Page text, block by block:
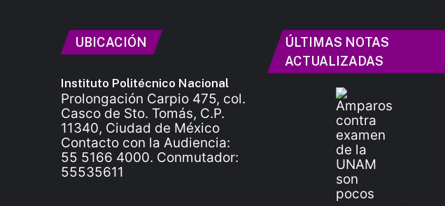
UBICACIÓN
Instituto Politécnico Nacional
Prolongación Carpio 475, col.
Casco de Sto. Tomás, C.P.
11340, Ciudad de México
Contacto con la Audiencia:
55 5166 4000. Conmutador:
55535611
ÚLTIMAS NOTAS
ACTUALIZADAS